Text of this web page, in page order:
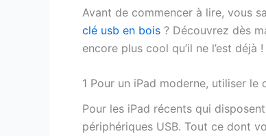
Avant de commencer à lire, vous
clé usb en bois ? Découvrez dès
encore plus cool qu’il ne l’est déjà !
1 Pour un iPad moderne, utiliser le
Pour les iPad récents qui disposent
périphériques USB. Tout ce dont